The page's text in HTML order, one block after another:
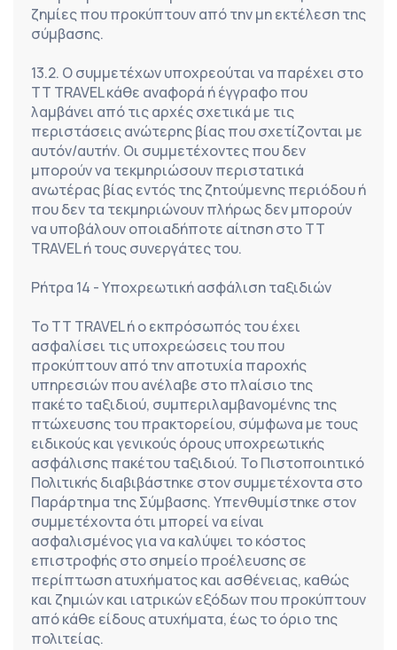
ζημίες που προκύπτουν από την μη εκτέλεση της
σύμβασης.
13.2. Ο συμμετέχων υποχρεούται να παρέχει στο
TT TRAVEL κάθε αναφορά ή έγγραφο που
λαμβάνει από τις αρχές σχετικά με τις
περιστάσεις ανώτερης βίας που σχετίζονται με
αυτόν/αυτήν. Οι συμμετέχοντες που δεν
μπορούν να τεκμηριώσουν περιστατικά
ανωτέρας βίας εντός της ζητούμενης περιόδου ή
που δεν τα τεκμηριώνουν πλήρως δεν μπορούν
να υποβάλουν οποιαδήποτε αίτηση στο TT
TRAVEL ή τους συνεργάτες του.
Ρήτρα 14 - Υποχρεωτική ασφάλιση ταξιδιών
Το TT TRAVEL ή ο εκπρόσωπός του έχει
ασφαλίσει τις υποχρεώσεις του που
προκύπτουν από την αποτυχία παροχής
υπηρεσιών που ανέλαβε στο πλαίσιο της
πακέτο ταξιδιού, συμπεριλαμβανομένης της
πτώχευσης του πρακτορείου, σύμφωνα με τους
ειδικούς και γενικούς όρους υποχρεωτικής
ασφάλισης πακέτου ταξιδιού. Το Πιστοποιητικό
Πολιτικής διαβιβάστηκε στον συμμετέχοντα στο
Παράρτημα της Σύμβασης. Υπενθυμίστηκε στον
συμμετέχοντα ότι μπορεί να είναι
ασφαλισμένος για να καλύψει το κόστος
επιστροφής στο σημείο προέλευσης σε
περίπτωση ατυχήματος και ασθένειας, καθώς
και ζημιών και ιατρικών εξόδων που προκύπτουν
από κάθε είδους ατυχήματα, έως το όριο της
πολιτείας.